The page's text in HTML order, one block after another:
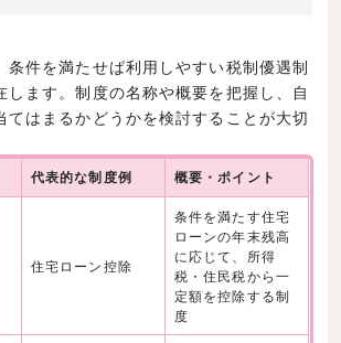
条件を満たせば利用しやすい税制優遇制
します。制度の名称や概要を把握し、自
てはまるかどうかを検討することが大切
代表的な制度例 概要・ポイント
住宅ローン控除
条件を満たす住宅
ローンの年末残高
に応じて、所得
税・住民税から一
定額を控除する制
度